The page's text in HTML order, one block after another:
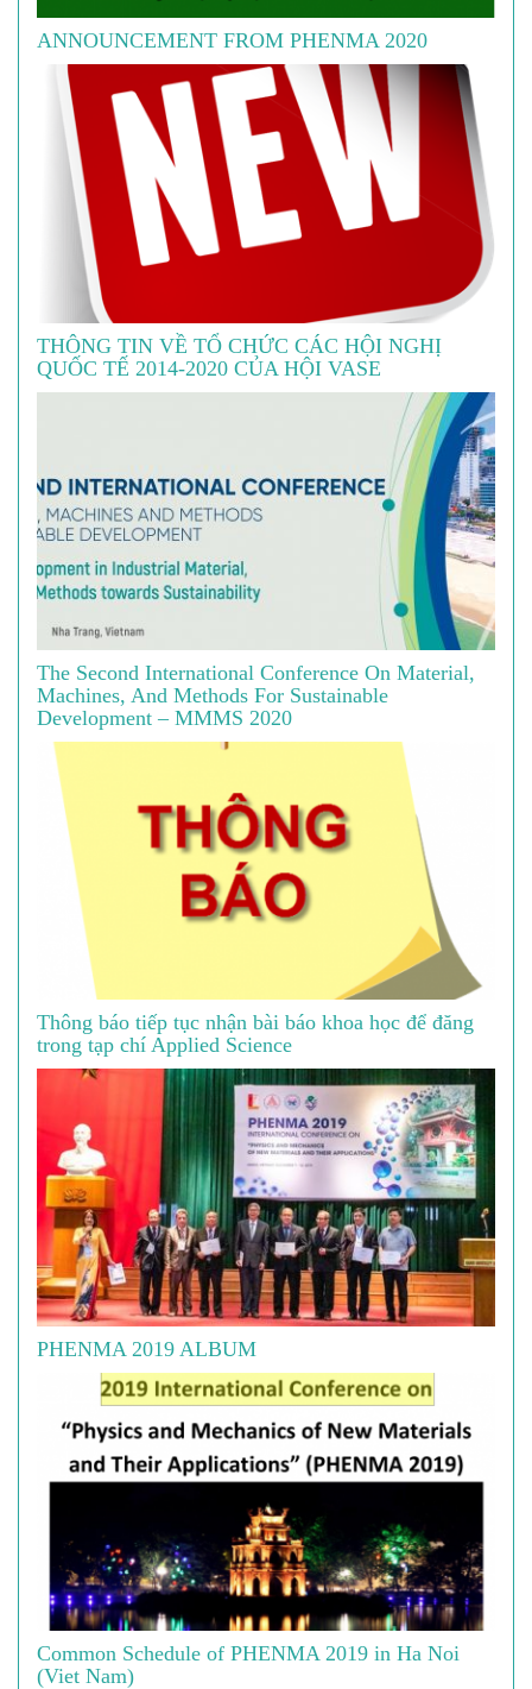
ANNOUNCEMENT FROM PHENMA 2020
THÔNG TIN VỀ TỔ CHỨC CÁC HỘI NGHỊ
QUỐC TẾ 2014-2020 CỦA HỘI VASE
The Second International Conference On Material,
Machines, And Methods For Sustainable
Development – MMMS 2020
Thông báo tiếp tục nhận bài báo khoa học để đăng
trong tạp chí Applied Science
PHENMA 2019 ALBUM
Common Schedule of PHENMA 2019 in Ha Noi
(Viet Nam)